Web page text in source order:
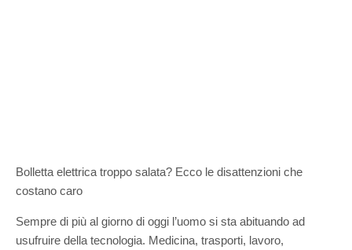
Bolletta elettrica troppo salata? Ecco le disattenzioni che
costano caro
Sempre di più al giorno di oggi l’uomo si sta abituando ad
usufruire della tecnologia. Medicina, trasporti, lavoro,